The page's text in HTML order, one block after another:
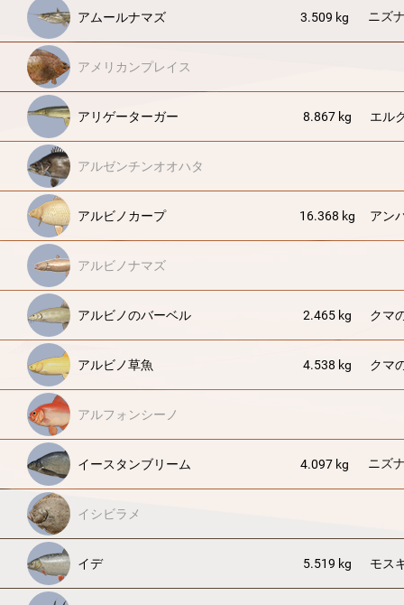
アムールナマズ 3.509 kg ニズ
アメリカンプレイス
アリゲーターガー 8.867 kg エル
アルゼンチンオオハタ
アルビノカープ 16.368 kg アン
アルビノナマズ
アルビノのバーベル 2.465 kg クマ
アルビノ草魚 4.538 kg クマ
アルフォンシーノ
イースタンブリーム 4.097 kg ニズ
イシビラメ
イデ 5.519 kg モス